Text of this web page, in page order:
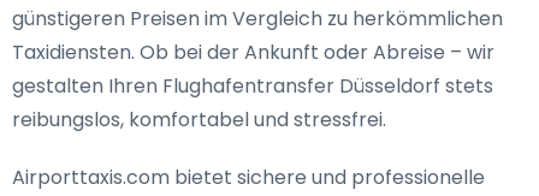
günstigeren Preisen im Vergleich zu herkömmlichen
Taxidiensten. Ob bei der Ankunft oder Abreise – wir
gestalten Ihren Flughafentransfer Düsseldorf stets
reibungslos, komfortabel und stressfrei.
Airporttaxis.com bietet sichere und professionelle